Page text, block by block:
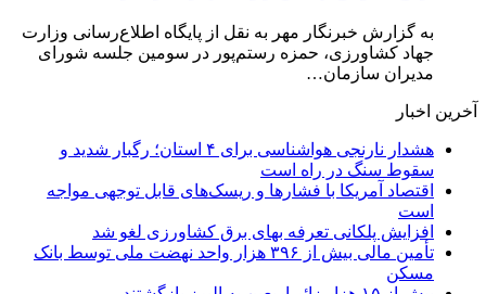
به گزارش خبرنگار مهر به نقل از پایگاه اطلاع‌رسانی وزارت
جهاد کشاورزی، حمزه رستم‌پور در سومین جلسه شورای
مدیران سازمان…
آخرین اخبار
هشدار نارنجی هواشناسی برای ۴ استان؛ رگبار شدید و
سقوط سنگ در راه است
اقتصاد آمریکا با فشارها و ریسک‌های قابل توجهی مواجه
است
افزایش پلکانی تعرفه بهای برق کشاورزی لغو شد
تأمین مالی بیش از ۳۹۶ هزار واحد نهضت ملی توسط بانک
مسکن